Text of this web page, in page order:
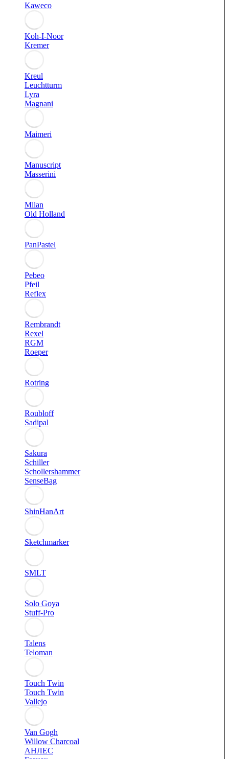
Kaweco
Koh-I-Noor
Kremer
Kreul
Leuchtturm
Lyra
Magnani
Maimeri
Manuscript
Masserini
Milan
Old Holland
PanPastel
Pebeo
Pfeil
Reflex
Rembrandt
Rexel
RGM
Roeper
Rotring
Roubloff
Sadipal
Sakura
Schiller
Schollershammer
SenseBag
ShinHanArt
Sketchmarker
SMLT
Solo Goya
Stuff-Pro
Talens
Teloman
Touch Twin
Touch Twin
Vallejo
Van Gogh
Willow Charcoal
АНЛЕС